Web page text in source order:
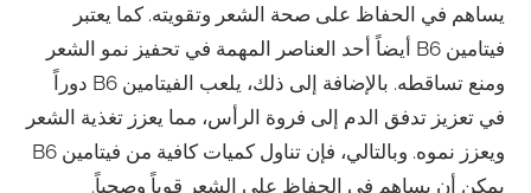
يساهم في الحفاظ على صحة الشعر وتقويته. كما يعتبر
فيتامين B6 أيضاً أحد العناصر المهمة في تحفيز نمو الشعر
ومنع تساقطه. بالإضافة إلى ذلك، يلعب الفيتامين B6 دوراً
في تعزيز تدفق الدم إلى فروة الرأس، مما يعزز تغذية الشعر
ويعزز نموه. وبالتالي، فإن تناول كميات كافية من فيتامين B6
يمكن أن يساهم في الحفاظ على الشعر قوياً وصحياً.